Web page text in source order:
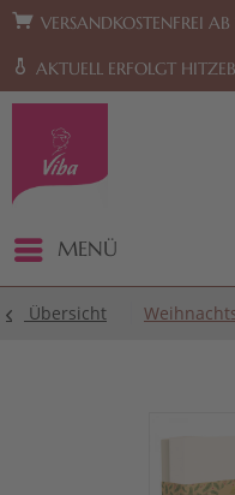
Zur Hauptnavigation
VERSANDKOSTENFREI
AKTUELL ERFOLGT
MENÜ
Übersicht